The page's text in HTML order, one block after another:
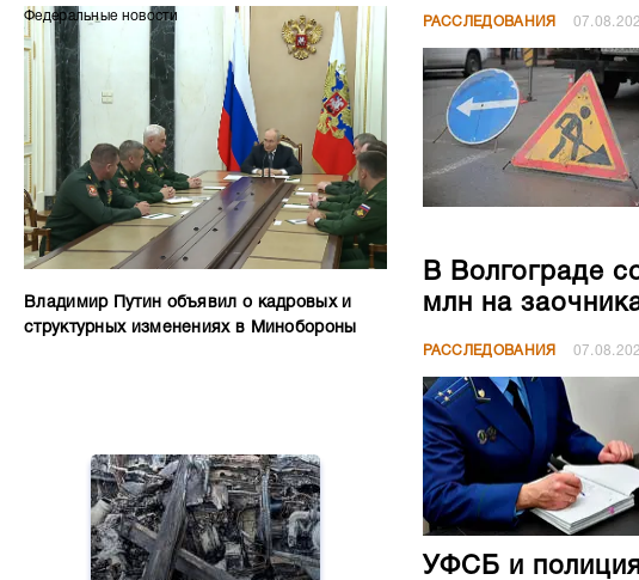
Федеральные новости
Владимир Путин объявил о кадровых и
структурных изменениях в Минобороны
РАССЛЕДОВАНИЯ
В Волгограде
млн на
РАССЛЕДОВАНИЯ
УФСБ и